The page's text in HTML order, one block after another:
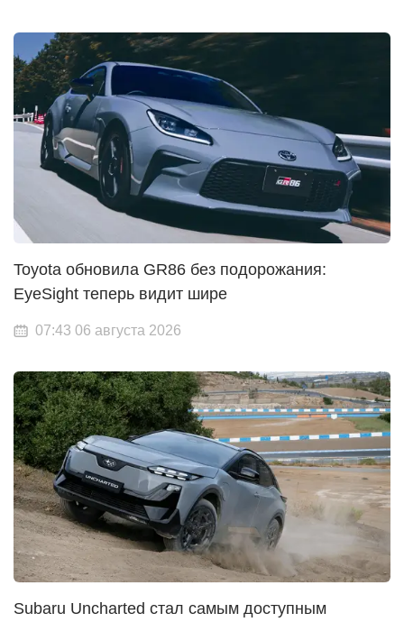
Toyota обновила GR86 без подорожания:
EyeSight теперь видит шире
07:43 06 августа 2026
Subaru Uncharted стал самым доступным